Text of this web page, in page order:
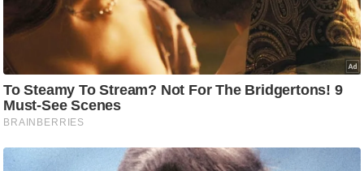
ल
क्नॉ
लॉ
जी
ब्यू